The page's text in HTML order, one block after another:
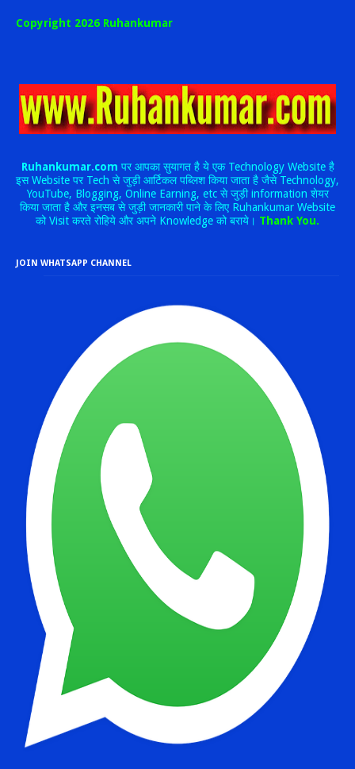
Copyright 2026 Ruhankumar
Ruhankumar.com पर आपका सुयागत है ये एक Technology Website है
इस Website पर Tech से जुड़ी आर्टिकल पब्लिश किया जाता है जैसे Technology,
YouTube, Blogging, Online Earning, etc से जुड़ी information शेयर
किया जाता है और इनसब से जुड़ी जानकारी पाने के लिए Ruhankumar Website
को Visit करते रोहिये और अपने Knowledge को बराये। Thank You.
JOIN WHATSAPP CHANNEL